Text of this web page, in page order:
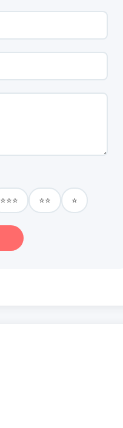
⭐⭐⭐ ⭐⭐ ⭐